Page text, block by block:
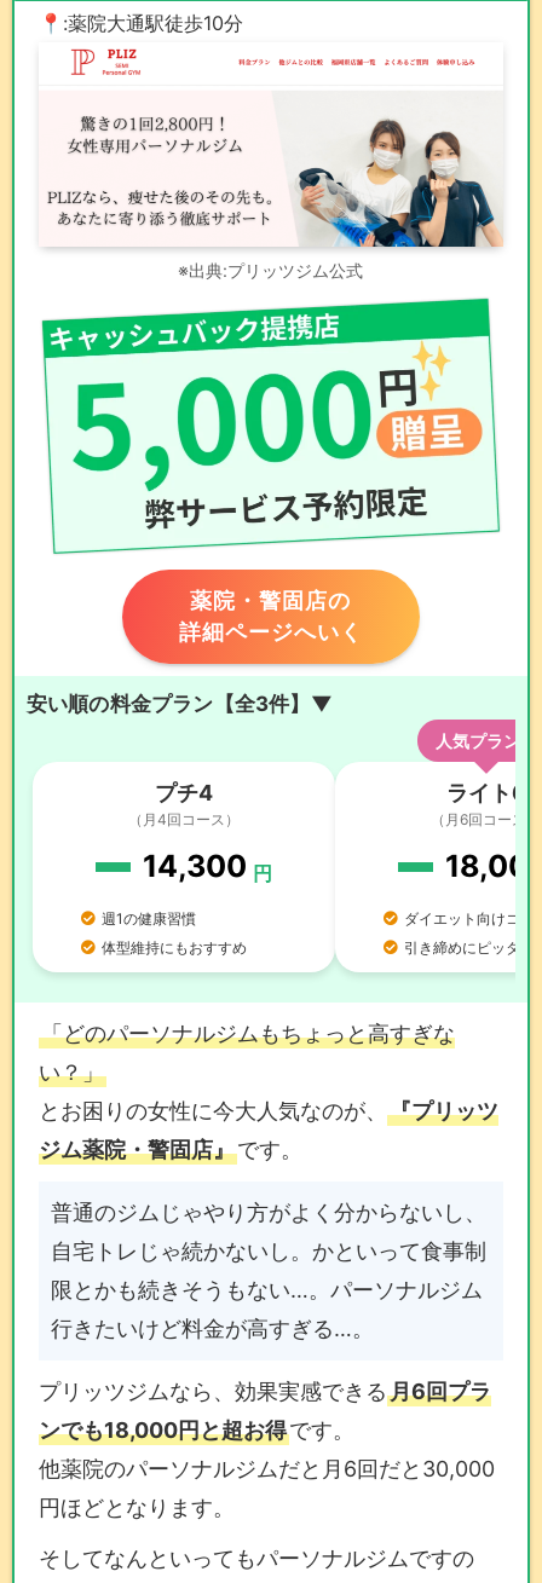
📍:薬院大通駅徒歩10分
※出典:プリッツジム公式
薬院・警固店の
詳細ページへいく
安い順の料金プラン【全3件】▼
プチ4
（月4回コース）
14,300 円
週1の健康習慣
体型維持にもおすすめ
人気プラン！
ライト6
（月6回コース）
ダイエット向けコー
引き締めにピッタリ
「どのパーソナルジムもちょっと高すぎな
い？」
とお困りの女性に今大人気なのが、 『プリッツ
ジム薬院・警固店』です。
普通のジムじゃやり方がよく分からないし、
自宅トレじゃ続かないし。かといって食事制
限とかも続きそうもない…。パーソナルジム
行きたいけど料金が高すぎる…。
プリッツジムなら、効果実感できる月6回プラ
ンでも18,000円と超お得です。
他薬院のパーソナルジムだと月6回だと30,000
円ほどとなります。
そしてなんといってもパーソナルジムですの